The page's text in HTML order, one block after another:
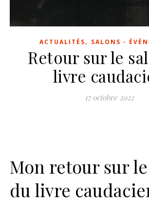
ACTUALITÉS, SALONS -
Retour sur le
livre
17 octobre 2022
Mon retour sur
du livre